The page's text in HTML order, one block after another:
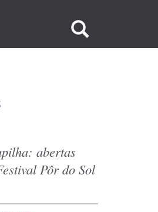
no
abertas
Pôr do Sol